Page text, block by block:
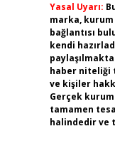
Yasal Uyarı:
marka,
bağlantısı
kendi
haber niteliği
ve kişiler
Gerçek
tamamen
halindedir ve